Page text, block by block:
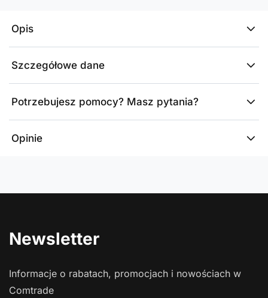
Opis
Szczegółowe dane
Potrzebujesz pomocy? Masz pytania?
Opinie
Newsletter
Informacje o rabatach, promocjach i nowościach w
Comtrade